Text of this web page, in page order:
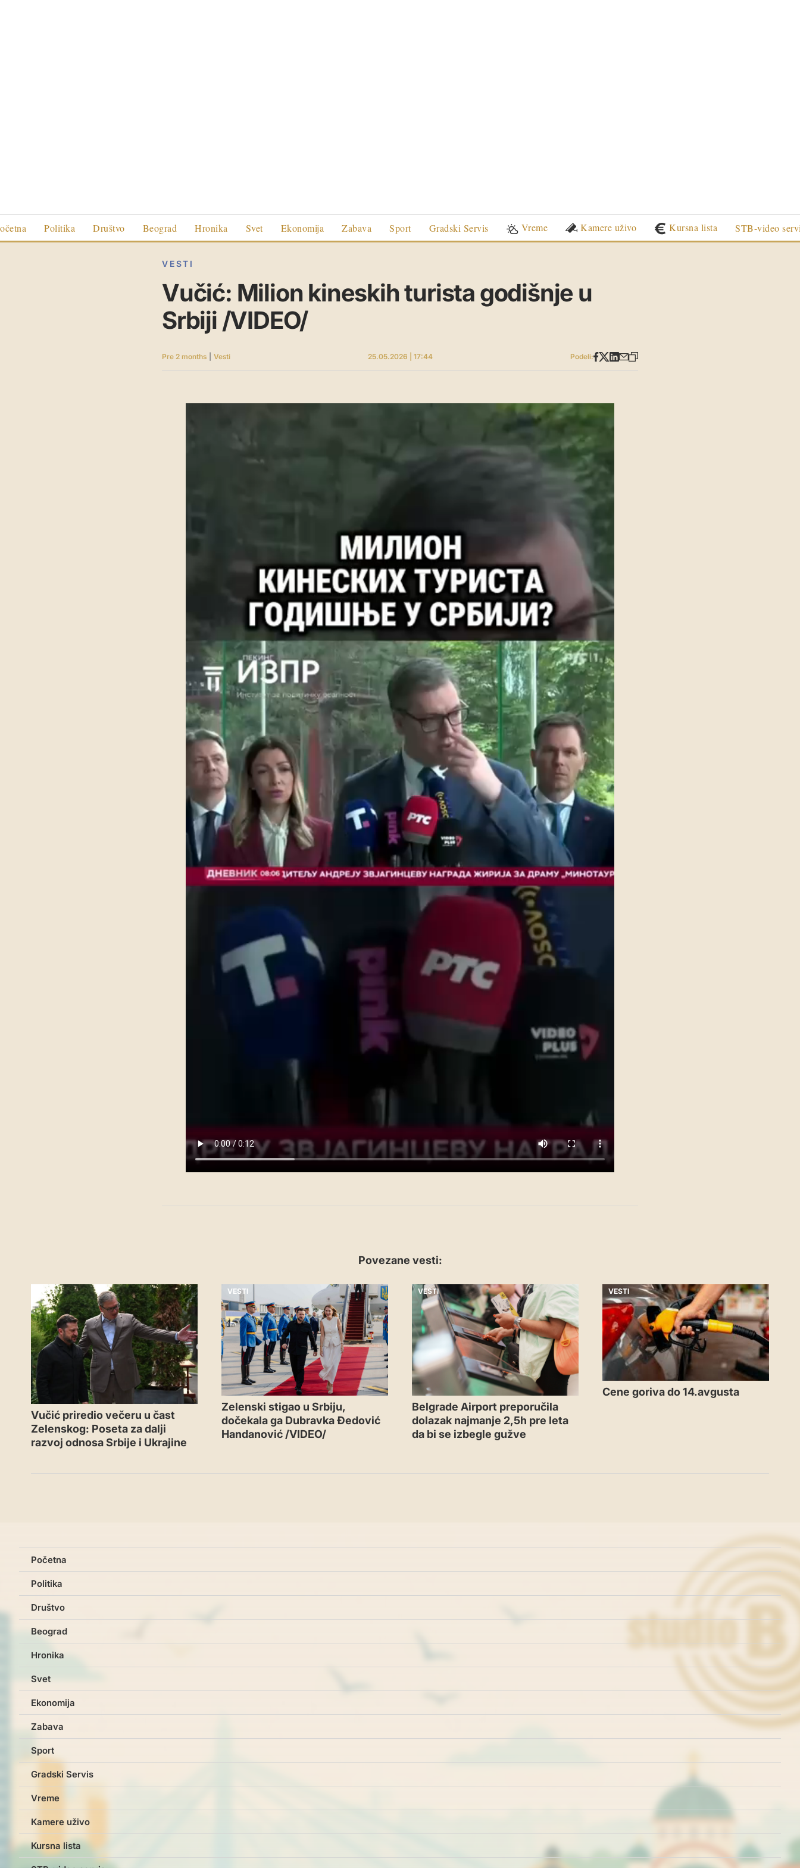
Politika Društvo Beograd Hronika Svet Ekonomija Zabava Sport Gradski Servis Vreme Kamere uživo Kursna lista STB-video
VESTI
Vučić: Milion kineskih turista godišnje u
Srbiji /VIDEO/
Pre 2 months Vesti 25.05.2026 | 17:44 Podeli:
Povezane vesti:
VESTI
Vučić priredio večeru u čast
Zelenskog: Poseta za dalji
razvoj odnosa Srbije i Ukrajine
VESTI
Zelenski stigao u Srbiju,
dočekala ga Dubravka Đedović
Handanović /VIDEO/
VESTI
Belgrade Airport preporučila
dolazak najmanje 2,5h pre leta
da bi se izbegle gužve
VESTI
Cene goriva do 14.avgusta
Početna
Politika
Društvo
Beograd
Hronika
Svet
Ekonomija
Zabava
Sport
Gradski Servis
Vreme
Kamere uživo
Kursna lista